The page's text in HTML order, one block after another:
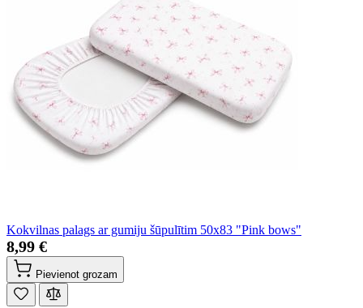
Kokvilnas palags ar gumiju šūpulītim 50x83 "Pink bows"
8,99 €
Pievienot grozam